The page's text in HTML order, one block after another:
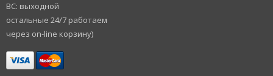
ВС: выходной
остальные 24/7 работаем
через on-line корзину)